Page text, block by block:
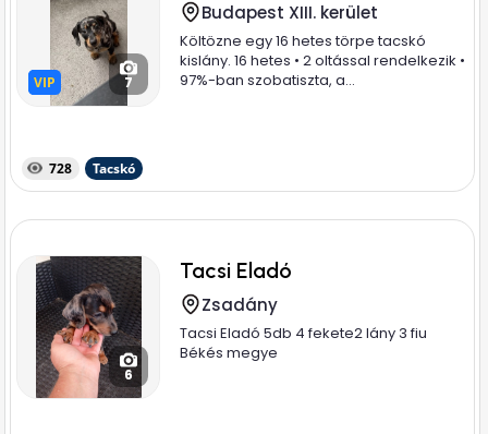
VIP
VIP 7
Budapest XIII. kerület
Költözne egy 16 hetes törpe tacskó
kislány. 16 hetes • 2 oltással rendelkezik •
97%-ban szobatiszta, a...
728 Tacskó
6
Tacsi Eladó
Zsadány
Tacsi Eladó 5db 4 fekete2 lány 3 fiu
Békés megye